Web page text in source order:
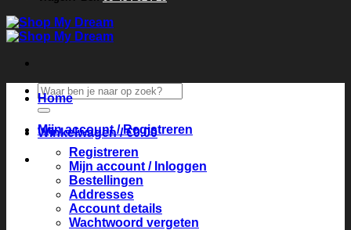
Zoeken
naar:
Winkelwagen /€0.00
Home
Mijn account / Registreren
Registreren
Mijn account / Inloggen
Bestellingen
Addresses
Account details
Wachtwoord vergeten